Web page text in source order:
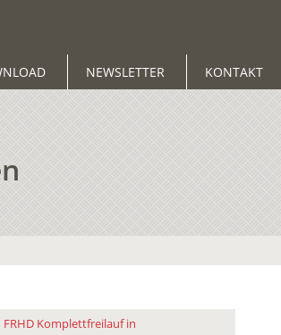
NEWSLETTER KONTAKT
FRHD Komplettfreilauf in